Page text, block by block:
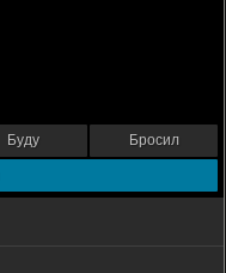
Буду Бросил